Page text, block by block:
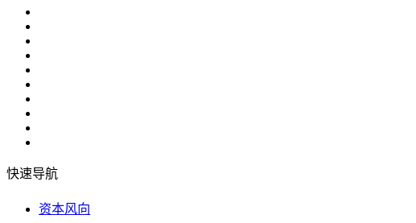
快速导航
资本风向